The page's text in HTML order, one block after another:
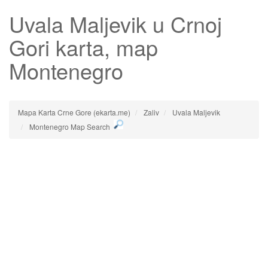
Uvala Maljevik u Crnoj
Gori karta, map
Montenegro
Mapa Karta Crne Gore (ekarta.me) Zaliv
Uvala Maljevik
Montenegro Map Search